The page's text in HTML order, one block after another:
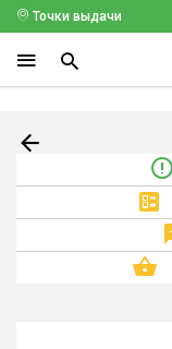
Точки выдачи